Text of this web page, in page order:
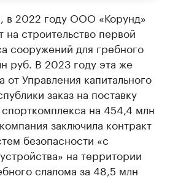
в 2022 году ООО «Корунд»
на строительство первой
сооружений для гребного
руб. В 2023 году эта же
от Управления капитального
заказ на поставку
на 454,4 млн
заключила контракт
безопасности «с
на территории
слалома за 48,5 млн